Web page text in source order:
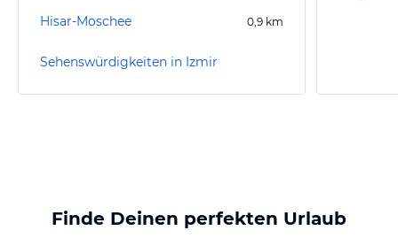
Hisar-Moschee 0,9 km
Sehenswürdigkeiten in Izmir
Finde Deinen perfekten Urlaub